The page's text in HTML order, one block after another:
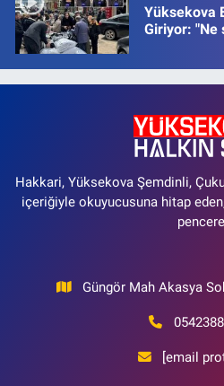
Yüksekova
Giriyor: "Ne
Hakkari, Yüksekova Şemdinli,
içeriğiyle okuyucusuna hitap
pencere
Güngör Mah Akasya
[email